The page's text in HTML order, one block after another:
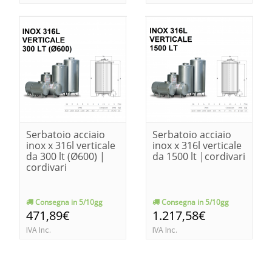
Serbatoio acciaio
inox x 316l verticale
da 300 lt (Ø600) |
cordivari
Consegna in 5/10gg
471,89€
IVA Inc.
Serbatoio acciaio
inox x 316l verticale
da 1500 lt |cordivari
Consegna in 5/10gg
1.217,58€
IVA Inc.